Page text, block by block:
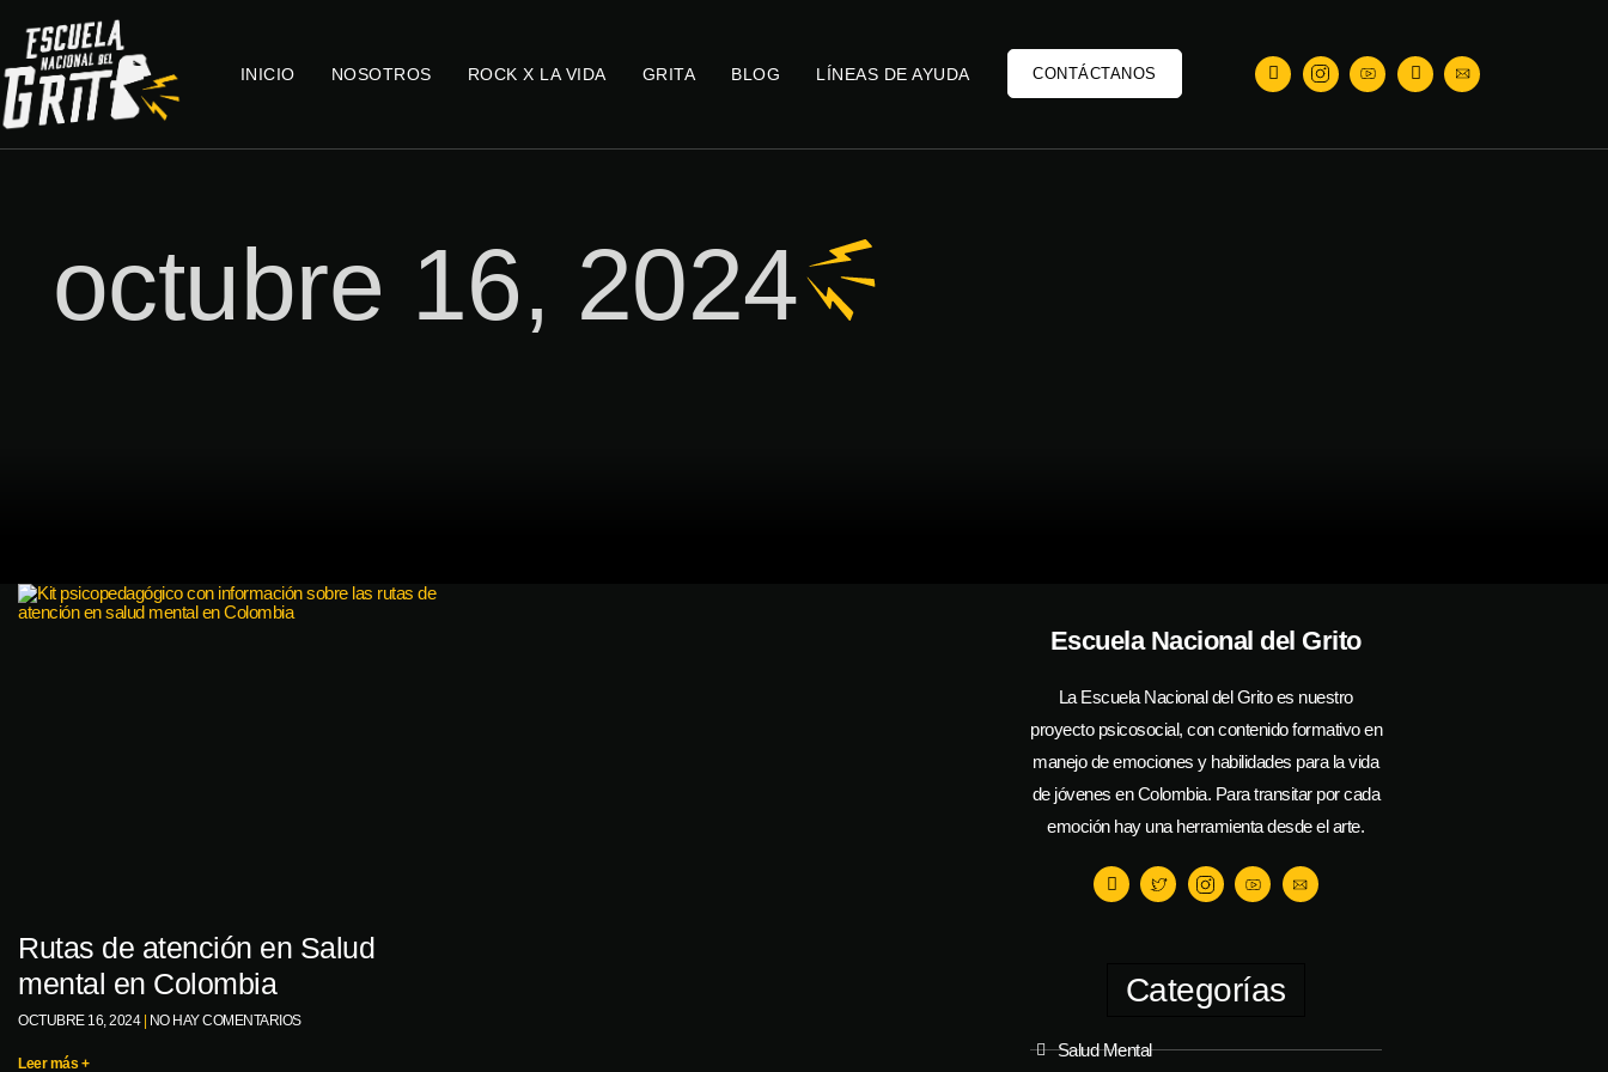
INICIO NOSOTROS ROCK X LA VIDA GRITA BLOG LÍNEAS DE AYUDA CONTÁCTANOS
octubre 16, 2024
Rutas de atención en Salud
mental en Colombia
OCTUBRE 16, 2024 NO HAY COMENTARIOS
Leer más +
Escuela Nacional del Grito
La Escuela Nacional del Grito es nuestro
proyecto psicosocial, con contenido formativo en
manejo de emociones y habilidades para la vida
de jóvenes en Colombia. Para transitar por cada
emoción hay una herramienta desde el arte.
Categorías
Salud Mental